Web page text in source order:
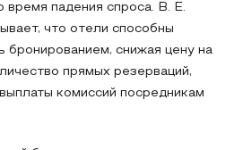
время падения спроса. В. Е.
что отели способны
бронированием, снижая цену на
прямых резерваций,
комиссий посредникам